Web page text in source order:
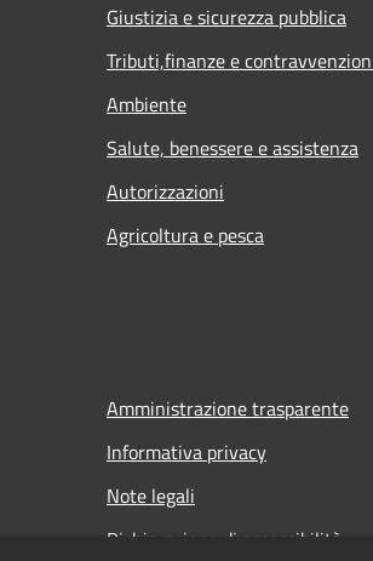
Giustizia e sicurezza pubblica
Tributi,finanze e
Ambiente
Salute, benessere e assistenza
Autorizzazioni
Agricoltura e pesca
Amministrazione trasparente
Informativa privacy
Note legali
Dichiarazione di accessibilità